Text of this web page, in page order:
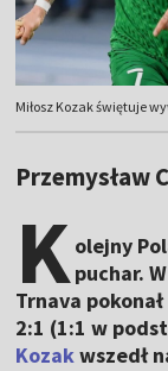
Miłosz Kozak świętuje
Przemysław
Kolejny
puchar.
Trnava
2:1 (1:1 w
Kozakwszedł